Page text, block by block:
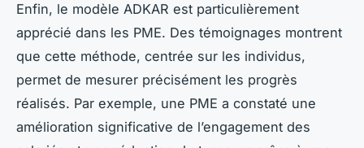
Enfin, le modèle ADKAR est particulièrement
apprécié dans les PME. Des témoignages montrent
que cette méthode, centrée sur les individus,
permet de mesurer précisément les progrès
réalisés. Par exemple, une PME a constaté une
amélioration significative de l’engagement des